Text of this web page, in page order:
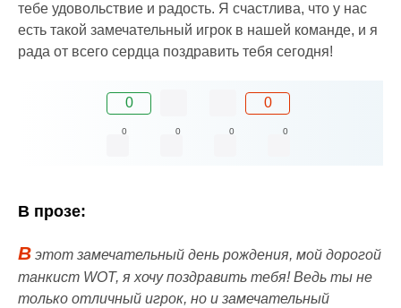
тебе удовольствие и радость. Я счастлива, что у нас
есть такой замечательный игрок в нашей команде, и я
рада от всего сердца поздравить тебя сегодня!
0 0
0 0 0 0
В прозе:
В этот замечательный день рождения, мой дорогой
танкист WOT, я хочу поздравить тебя! Ведь ты не
только отличный игрок, но и замечательный